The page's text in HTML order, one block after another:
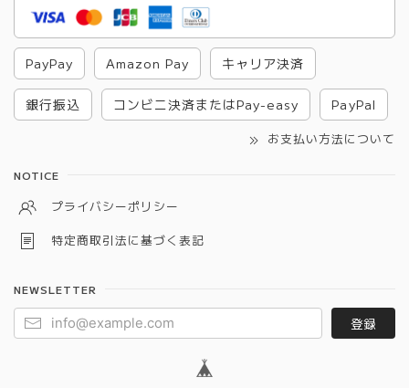
PayPay Amazon Pay キャリア決済
銀行振込 コンビニ決済またはPay-easy PayPal
お支払い方法について
NOTICE
プライバシーポリシー
特定商取引法に基づく表記
NEWSLETTER
登録